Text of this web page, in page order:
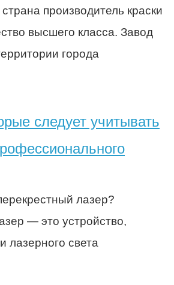
производитель краски
высшего класса. Завод
города
следует учитывать
лазер?
— это устройство,
лазерного света